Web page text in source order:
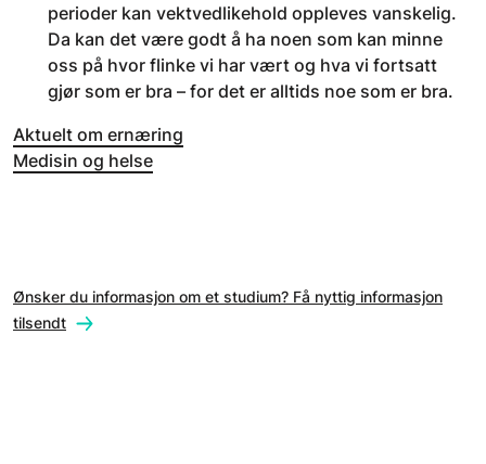
perioder kan vektvedlikehold oppleves vanskelig.
Da kan det være godt å ha noen som kan minne
oss på hvor flinke vi har vært og hva vi fortsatt
gjør som er bra – for det er alltids noe som er bra.
Aktuelt om ernæring
Medisin og helse
Ønsker du informasjon om et studium? Få nyttig informasjon
tilsendt